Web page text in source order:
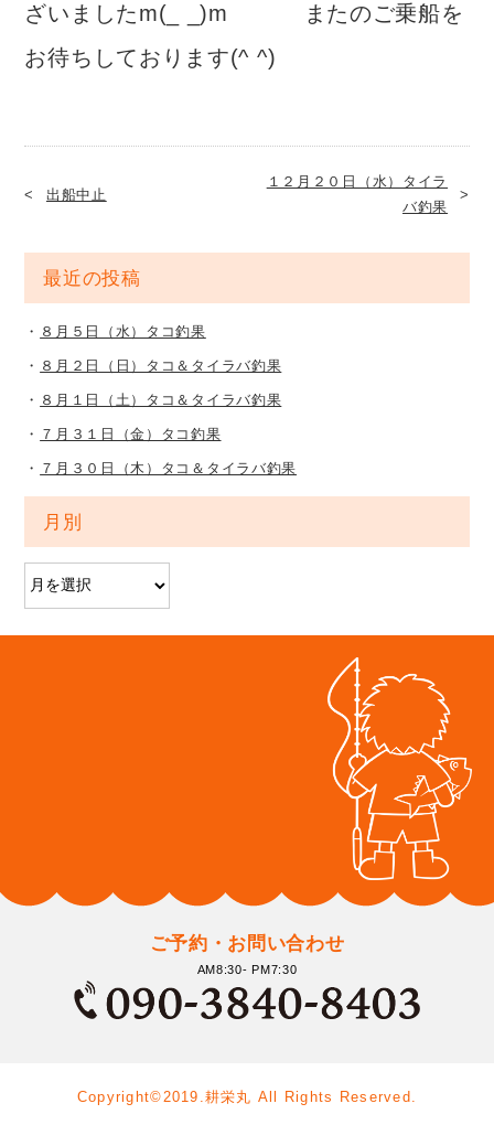
ざいましたm(_ _)m またのご乗船を
お待ちしております(^ ^)
出船中止
１２月２０日（水）タイラ
バ釣果
最近の投稿
８月５日（水）タコ釣果
８月２日（日）タコ＆タイラバ釣果
８月１日（土）タコ＆タイラバ釣果
７月３１日（金）タコ釣果
７月３０日（木）タコ＆タイラバ釣果
月別
ご予約・お問い合わせ
AM8:30- PM7:30
Copyright©2019.耕栄丸 All Rights Reserved.